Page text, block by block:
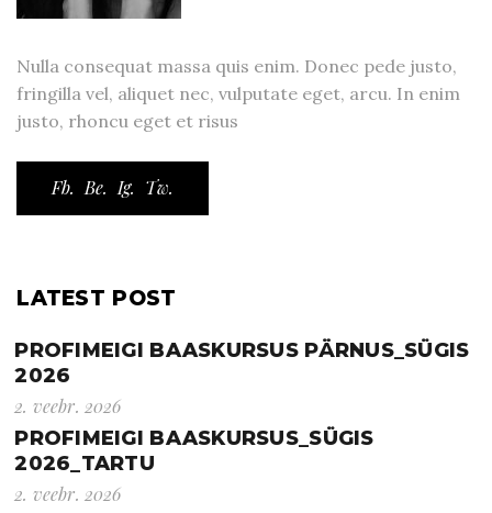
Nulla consequat massa quis enim. Donec pede justo,
fringilla vel, aliquet nec, vulputate eget, arcu. In enim
justo, rhoncu eget et risus
Fb. Be. Ig. Tw.
LATEST POST
PROFIMEIGI BAASKURSUS PÄRNUS_SÜGIS
2026
2. veebr. 2026
PROFIMEIGI BAASKURSUS_SÜGIS
2026_TARTU
2. veebr. 2026